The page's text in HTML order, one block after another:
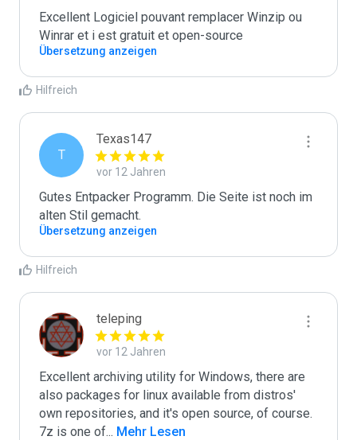
Excellent Logiciel pouvant remplacer Winzip ou
Winrar et i est gratuit et open-source
Übersetzung anzeigen
Hilfreich
T
Texas147
vor 12 Jahren
Gutes Entpacker Programm. Die Seite ist noch im
alten Stil gemacht.
Übersetzung anzeigen
Hilfreich
teleping
vor 12 Jahren
Excellent archiving utility for Windows, there are
also packages for linux available from distros'
own repositories, and it's open source, of course.
7z is one of... Mehr Lesen